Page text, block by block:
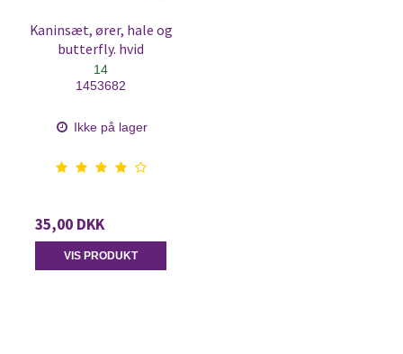
Kaninsæt, ører, hale og
butterfly. hvid
14
1453682
Ikke på lager
35,00 DKK
VIS PRODUKT